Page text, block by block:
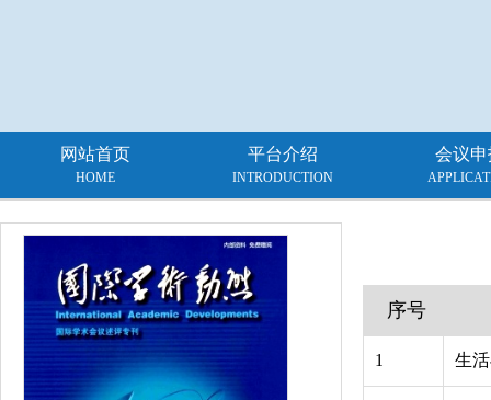
网站首页
HOME
平台介绍
INTRODUCTION
会议申
序号
1 生